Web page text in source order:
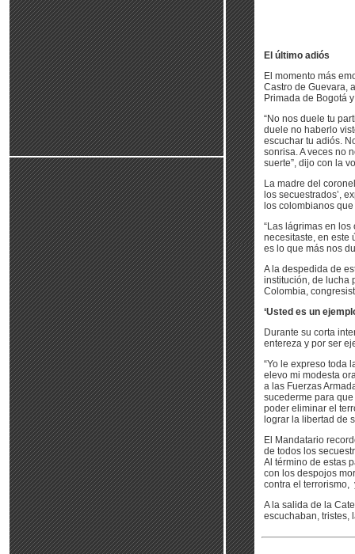
El último adiós
El momento más
Castro de Guevara,
Primada de Bogotá
“No nos duele tu
duele no haberlo
escuchar tu adiós.
sonrisa. A veces no
suerte”, dijo con la
La madre del
los secuestrados’,
los colombianos
“Las lágrimas en
necesitaste, en este
es lo que más nos
A la despedida de
institución, de lucha
Colombia,
‘Usted es un
Durante su corta
entereza y por ser
“Yo le expreso toda
elevo mi modesta
a las Fuerzas
sucederme para
poder eliminar el
lograr la libertad de
El Mandatario
de todos los
Al término de estas
con los despojos
contra el terrorismo,
A la salida de la
escuchaban, tristes,